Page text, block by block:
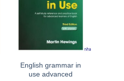
English grammar in
use advanced